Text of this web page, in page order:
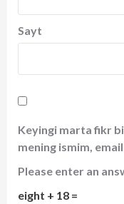
Sayt
Keyingi marta fikr
mening ismim,
Please enter an
eight + 18 =